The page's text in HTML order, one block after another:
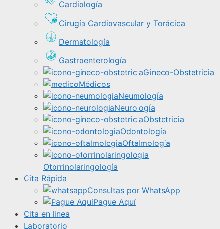
Cardiología
Cirugía Cardiovascular y Torácica
Dermatología
Gastroenterología
Gineco-Obstetricia
Médicos
Neumología
Neurología
Obstetricia
Odontología
Oftalmología
Otorrinolaringología
Cita Rápida
Consultas por WhatsApp
Pague Aquí
Cita en linea
Laboratorio